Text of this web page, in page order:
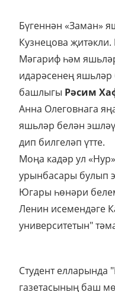
Бүгеннән «Заман»
Кузнецова җитәкли.
Мәгариф һәм
идарәсенең яшьләр
башлыгы Рәсим
Анна Олеговнага
яшьләр белән
дип билгеләп үтте.
Моңа кадәр ул
урынбасары булып
Югары һөнәри
Ленин исемендәге
университетын"
Студент елларында
газетасының баш